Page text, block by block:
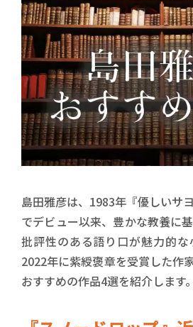
島田雅彦は、1983年『優しいサ
でデビュー以来、豊かな教養に
批評性のある語り口が魅力的な
2022年に紫綬褒章を受賞した作
おすすめの作品4選を紹介します。